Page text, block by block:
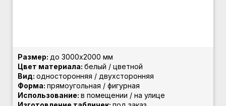
Размер: до 3000х2000 мм
Цвет материала: белый / цветной
Вид: односторонняя / двухсторонняя
Форма: прямоугольная / фигурная
Использование: в помещении / на улице